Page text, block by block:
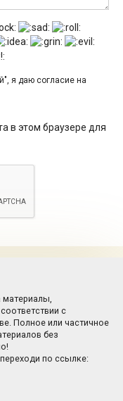
я даю согласие на
в этом браузере для
материалы,
с
Полное или частичное
без
по ссылке: